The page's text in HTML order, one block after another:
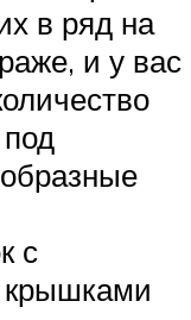
в ряд на
и у вас
с